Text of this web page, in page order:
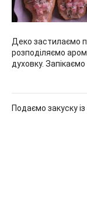
Деко застилаємо
розподіляємо
духовку.
Подаємо закуску